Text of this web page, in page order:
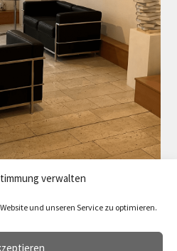
verwalten
und unseren Service zu optimieren.